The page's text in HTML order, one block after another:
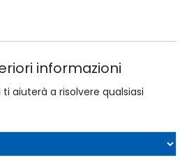
informazioni
aiuterà a risolvere qualsiasi